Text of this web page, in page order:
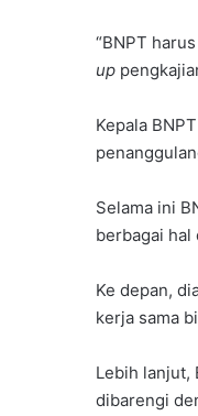
“BNPT
up
Kepala
Selama ini
berbagai hal
Ke depan,
kerja sama
Lebih lanjut,
dibarengi